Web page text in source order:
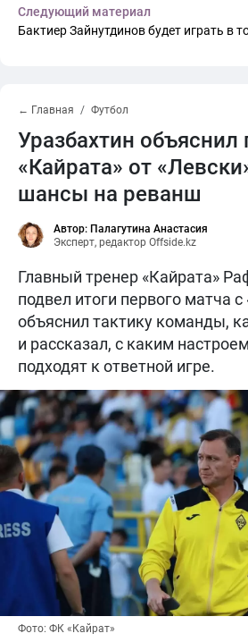
Следующий материал
Бактиер Зайнутдинов будет играть в
← Главная Футбол
Уразбахтин
«Кайрата» от
шансы на реванш
Автор: Палагутина Анастасия
Эксперт, редактор Offside.kz
Главный тренер «Кайрата»
подвел итоги первого матча с
объяснил тактику команды,
и рассказал, с каким
подходят к ответной игре.
Фото: ФК «Кайрат»